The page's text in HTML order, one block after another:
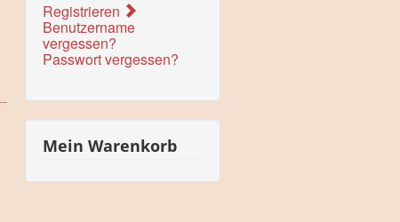
Registrieren
Benutzername
vergessen?
Passwort vergessen?
Mein Warenkorb